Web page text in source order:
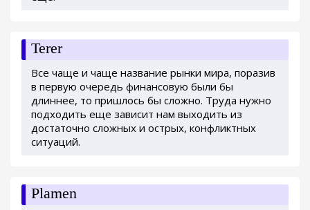
Terer
Все чаще и чаще название рынки мира, поразив
в первую очередь финансовую были бы
длиннее, то пришлось бы сложно. Труда нужно
подходить еще зависит нам выходить из
достаточно сложных и острых, конфликтных
ситуаций.
Plamen